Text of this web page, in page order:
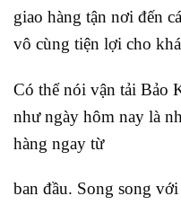
giao hàng tận nơi đến
vô cùng tiện lợi cho
Có thể nói vận tải Bảo
như ngày hôm nay là
hàng ngay từ
ban đầu. Song song